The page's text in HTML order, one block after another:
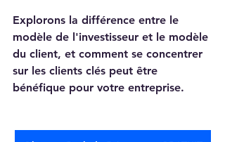
Explorons la différence entre le
modèle de l'investisseur et le modèle
du client, et comment se concentrer
sur les clients clés peut être
bénéfique pour votre entreprise.